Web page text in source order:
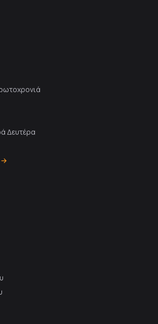
Δευτέρα
→